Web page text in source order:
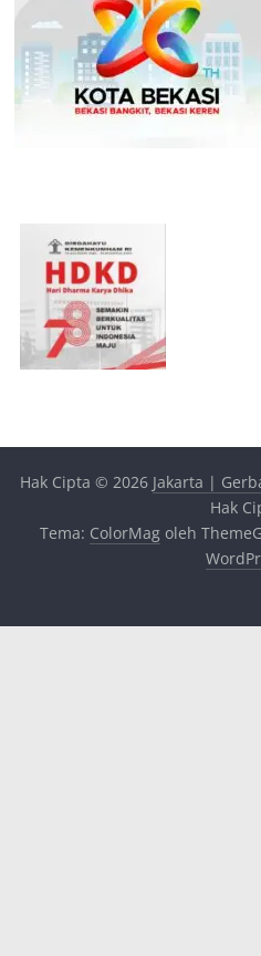
Hak Cipta © 2026 Jakarta |
Hak
Tema: ColorMagoleh